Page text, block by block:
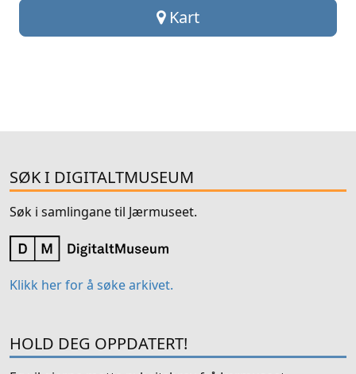
Kart
SØK I DIGITALTMUSEUM
Søk i samlingane til Jærmuseet.
Klikk her for å søke arkivet.
HOLD DEG OPPDATERT!